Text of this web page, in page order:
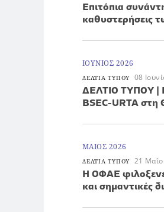
Επιτόπια
καθυστερήσεις
ΙΟΥΝΙΟΣ 2026
ΔΕΛΤΙΑ ΤΥΠΟΥ 08
ΔΕΛΤΙΟ ΤΥΠΟΥ |
BSEC-URTA στη
ΜΑΙΟΣ 2026
ΔΕΛΤΙΑ ΤΥΠΟΥ 21
Η ΟΦΑΕ
και σημαντικές